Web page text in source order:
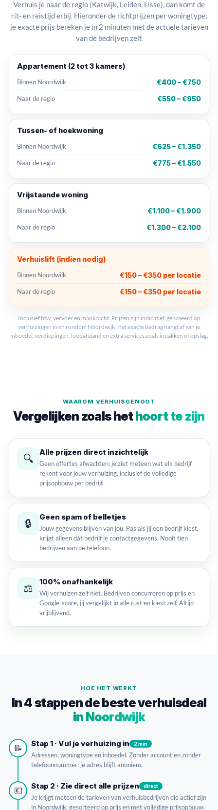
Verhuis je naar de regio (Katwijk, Leiden, Lisse), dan komt de
rit- en reistijd erbij. Hieronder de richtprijzen per woningtype;
je exacte prijs bereken je in 2 minuten met de actuele tarieven
van de bedrijven zelf.
Appartement (2 tot 3 kamers)
Binnen Noordwijk €400 – €750
Naar de regio €550 – €950
Tussen- of hoekwoning
Binnen Noordwijk €625 – €1.350
Naar de regio €775 – €1.550
Vrijstaande woning
Binnen Noordwijk €1.100 – €1.900
Naar de regio €1.300 – €2.100
Verhuislift (indien nodig)
Binnen Noordwijk €150 – €350 per locatie
Naar de regio €150 – €350 per locatie
Inclusief btw, vervoer en mankracht. Prijzen zijn indicatief, gebaseerd op
verhuizingen in en rondom Noordwijk. Het exacte bedrag hangt af van je
inboedel, verdiepingen, loopafstand en extra services zoals inpakken of opslag.
WAAROM VERHUISGENOOT
Vergelijken zoals hethoort te zijn
🔍 Alle prijzen direct inzichtelijk
Geen offertes afwachten: je ziet meteen wat elk bedrijf
rekent voor jouw verhuizing, inclusief de volledige
prijsopbouw per bedrijf.
🔒 Geen spam of belletjes
Jouw gegevens blijven van jou. Pas als jij een bedrijf kiest,
krijgt alleen dát bedrijf je contactgegevens. Nooit tien
bedrijven aan de telefoon.
⚖️ 100% onafhankelijk
Wij verhuizen zelf niet. Bedrijven concurreren op prijs en
Google-score, jij vergelijkt in alle rust en kiest zelf. Altijd
vrijblijvend.
HOE HET WERKT
In 4 stappen de beste verhuisdeal
in Noordwijk
📝 Stap 1 · Vul je verhuizing in 2 min
Adressen, woningtype en inboedel. Zonder account en zonder
telefoonnummer: je adres blijft anoniem.
💶 Stap 2 · Zie direct alle prijzen direct
Je krijgt meteen de tarieven van verhuisbedrijven die actief zijn
in Noordwijk, gesorteerd op prijs en met volledige prijsopbouw.